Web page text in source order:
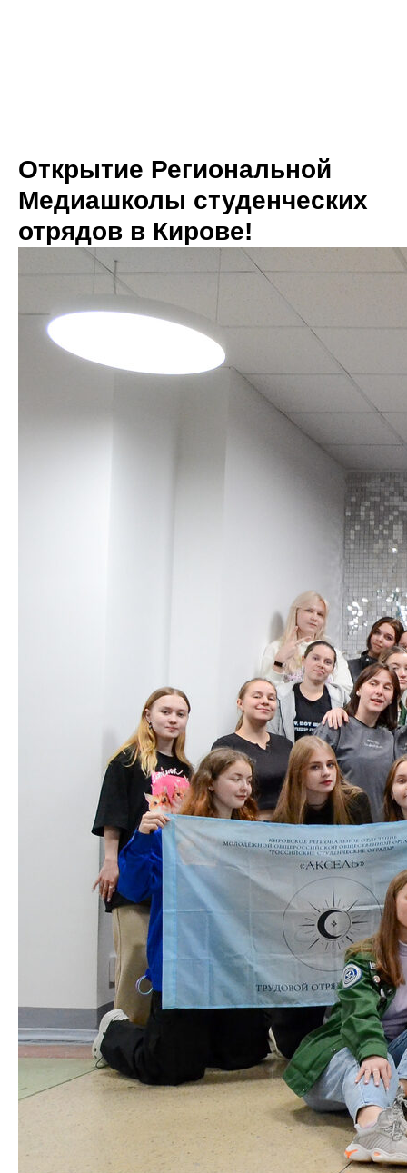
Открытие Региональной
Медиашколы студенческих
отрядов в Кирове!